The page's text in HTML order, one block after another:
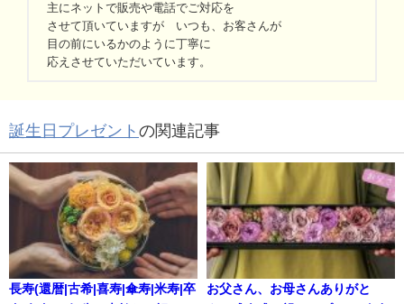
主にネットで販売や電話でご対応を
させて頂いていますが いつも、お客さんが
目の前にいるかのように丁寧に
応えさせていただいています。
誕生日プレゼント の関連記事
長寿(還暦|古希|喜寿|傘寿|米寿|卒
お父さん、お母さんありがと